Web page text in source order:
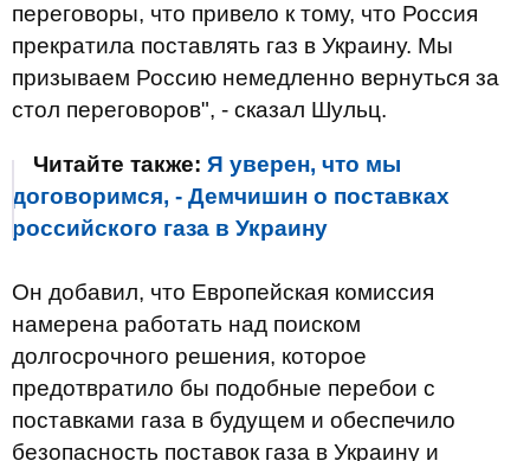
переговоры, что привело к тому, что Россия
прекратила поставлять газ в Украину. Мы
призываем Россию немедленно вернуться за
стол переговоров", - сказал Шульц.
Читайте также: Я уверен, что мы
договоримся, - Демчишин о поставках
российского газа в Украину
Он добавил, что Европейская комиссия
намерена работать над поиском
долгосрочного решения, которое
предотвратило бы подобные перебои с
поставками газа в будущем и обеспечило
безопасность поставок газа в Украину и